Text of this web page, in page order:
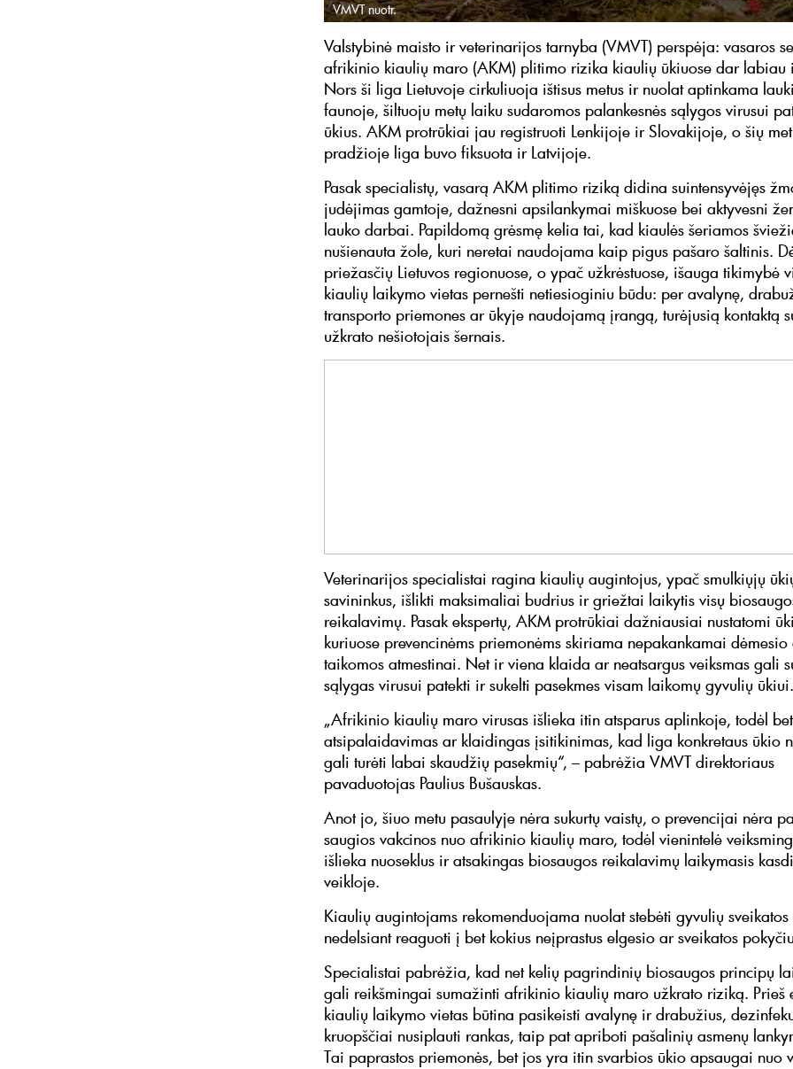
VMVT nuotr.
Valstybinė maisto ir veterinarijos tarnyba (VMVT) perspėja: vasaros
afrikinio kiaulių maro (AKM) plitimo rizika kiaulių ūkiuose dar labiau
Nors ši liga Lietuvoje cirkuliuoja ištisus metus ir nuolat aptinkama
faunoje, šiltuoju metų laiku sudaromos palankesnės sąlygos virusui
ūkius. AKM protrūkiai jau registruoti Lenkijoje ir Slovakijoje, o šių
pradžioje liga buvo fiksuota ir Latvijoje.
Pasak specialistų, vasarą AKM plitimo riziką didina suintensyvėjęs
judėjimas gamtoje, dažnesni apsilankymai miškuose bei aktyvesni
lauko darbai. Papildomą grėsmę kelia tai, kad kiaulės šeriamos
nušienauta žole, kuri neretai naudojama kaip pigus pašaro šaltinis.
priežasčių Lietuvos regionuose, o ypač užkrėstuose, išauga tikimybė
kiaulių laikymo vietas pernešti netiesioginiu būdu: per avalynę,
transporto priemones ar ūkyje naudojamą įrangą, turėjusią kontaktą
užkrato nešiotojais šernais.
Veterinarijos specialistai ragina kiaulių augintojus, ypač smulkiųjų
savininkus, išlikti maksimaliai budrius ir griežtai laikytis visų
reikalavimų. Pasak ekspertų, AKM protrūkiai dažniausiai nustatomi
kuriuose prevencinėms priemonėms skiriama nepakankamai
taikomos atmestinai. Net ir viena klaida ar neatsargus veiksmas gali
sąlygas virusui patekti ir sukelti pasekmes visam laikomų gyvulių
„Afrikinio kiaulių maro virusas išlieka itin atsparus aplinkoje, todėl
atsipalaidavimas ar klaidingas įsitikinimas, kad liga konkretaus ūkio
gali turėti labai skaudžių pasekmių“, – pabrėžia VMVT direktoriaus
pavaduotojas Paulius Bušauskas.
Anot jo, šiuo metu pasaulyje nėra sukurtų vaistų, o prevencijai nėra
saugios vakcinos nuo afrikinio kiaulių maro, todėl vienintelė
išlieka nuoseklus ir atsakingas biosaugos reikalavimų laikymasis
veikloje.
Kiaulių augintojams rekomenduojama nuolat stebėti gyvulių
nedelsiant reaguoti į bet kokius neįprastus elgesio ar sveikatos
Specialistai pabrėžia, kad net kelių pagrindinių biosaugos principų
gali reikšmingai sumažinti afrikinio kiaulių maro užkrato riziką. Prieš
kiaulių laikymo vietas būtina pasikeisti avalynę ir drabužius,
kruopščiai nusiplauti rankas, taip pat apriboti pašalinių asmenų
Tai paprastos priemonės, bet jos yra itin svarbios ūkio apsaugai